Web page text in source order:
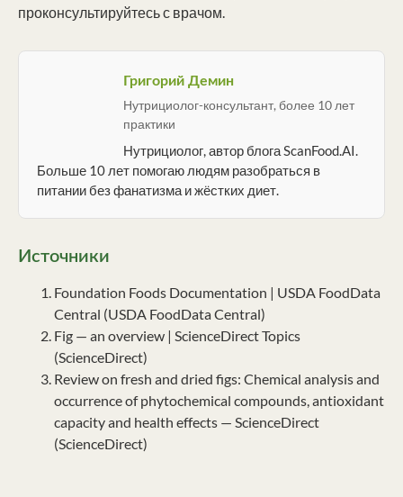
проконсультируйтесь с врачом.
Григорий Демин
Нутрициолог-консультант, более 10 лет
практики
Нутрициолог, автор блога ScanFood.AI.
Больше 10 лет помогаю людям разобраться в
питании без фанатизма и жёстких диет.
Источники
Foundation Foods Documentation | USDA FoodData
Central (USDA FoodData Central)
Fig — an overview | ScienceDirect Topics
(ScienceDirect)
Review on fresh and dried figs: Chemical analysis and
occurrence of phytochemical compounds, antioxidant
capacity and health effects — ScienceDirect
(ScienceDirect)